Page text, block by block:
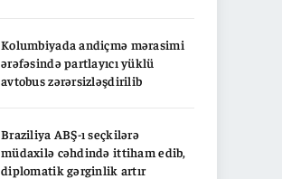
Kolumbiyada andiçmə mərasimi
ərəfəsində partlayıcı yüklü
avtobus zərərsizləşdirilib
Braziliya ABŞ-ı seçkilərə
müdaxilə cəhdində ittiham edib,
diplomatik gərginlik artır